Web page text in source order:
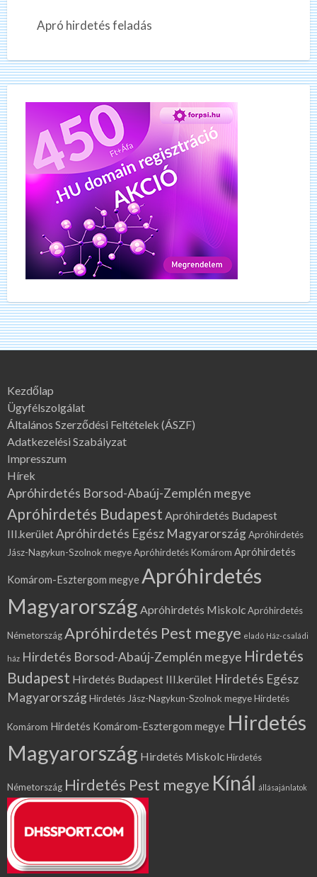
Apró hirdetés feladás
Kezdőlap
Ügyfélszolgálat
Általános Szerződési Feltételek (ÁSZF)
Adatkezelési Szabályzat
Impresszum
Hírek
Apróhirdetés Borsod-Abaúj-Zemplén megye
Apróhirdetés Budapest Apróhirdetés Budapest
III.kerületApróhirdetés Egész MagyarországApróhirdetés
Jász-Nagykun-Szolnok megyeApróhirdetés Komárom Apróhirdetés
Komárom-Esztergom megye Apróhirdetés
Magyarország Apróhirdetés MiskolcApróhirdetés
NémetországApróhirdetés Pest megye eladó Ház-családi
ház Hirdetés Borsod-Abaúj-Zemplén megye Hirdetés
Budapest Hirdetés Budapest III.kerület Hirdetés Egész
MagyarországHirdetés Jász-Nagykun-Szolnok megyeHirdetés
Komárom Hirdetés Komárom-Esztergom megye Hirdetés
Magyarország Hirdetés MiskolcHirdetés
Németország Hirdetés Pest megye Kínál állásajánlatok